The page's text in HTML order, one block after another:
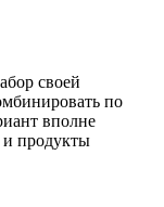
своей
по
вполне
и продукты